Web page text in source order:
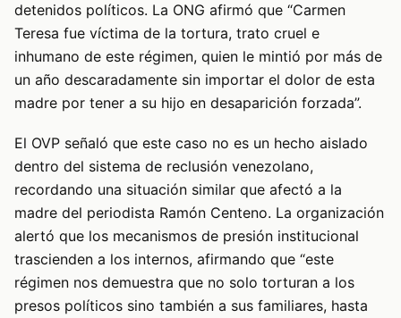
detenidos políticos. La ONG afirmó que “Carmen
Teresa fue víctima de la tortura, trato cruel e
inhumano de este régimen, quien le mintió por más de
un año descaradamente sin importar el dolor de esta
madre por tener a su hijo en desaparición forzada”.
El OVP señaló que este caso no es un hecho aislado
dentro del sistema de reclusión venezolano,
recordando una situación similar que afectó a la
madre del periodista Ramón Centeno. La organización
alertó que los mecanismos de presión institucional
trascienden a los internos, afirmando que “este
régimen nos demuestra que no solo torturan a los
presos políticos sino también a sus familiares, hasta